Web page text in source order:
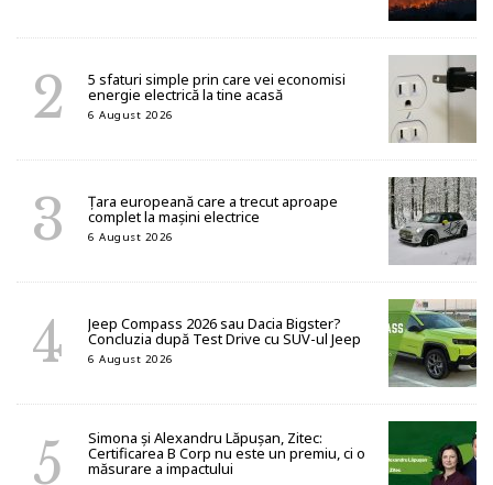
5 sfaturi simple prin care vei economisi
energie electrică la tine acasă
6 August 2026
Țara europeană care a trecut aproape
complet la mașini electrice
6 August 2026
Jeep Compass 2026 sau Dacia Bigster?
Concluzia după Test Drive cu SUV-ul Jeep
6 August 2026
Simona și Alexandru Lăpușan, Zitec:
Certificarea B Corp nu este un premiu, ci o
măsurare a impactului